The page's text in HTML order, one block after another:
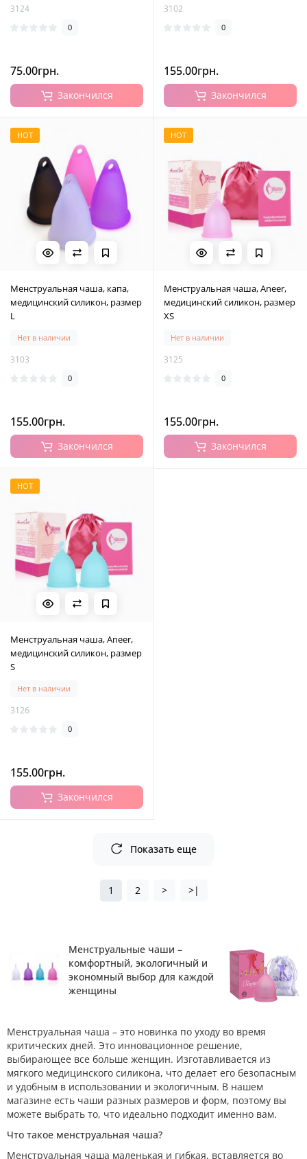
3124
0
75.00грн.
Закончился
3102
0
155.00грн.
Закончился
HOT
Менструальная чаша, капа,
медицинский силикон, размер
L
Нет в наличии
3103
0
155.00грн.
Закончился
HOT
Менструальная чаша, Aneer,
медицинский силикон, размер
XS
Нет в наличии
3125
0
155.00грн.
Закончился
HOT
Менструальная чаша, Aneer,
медицинский силикон, размер
S
Нет в наличии
3126
0
155.00грн.
Закончился
Показать еще
1 2 > >|
Менструальные чаши –
комфортный, экологичный и
экономный выбор для каждой
женщины
Менструальная чаша – это новинка по уходу во время
критических дней. Это инновационное решение,
выбирающее все больше женщин. Изготавливается из
мягкого медицинского силикона, что делает его безопасным
и удобным в использовании и экологичным. В нашем
магазине есть чаши разных размеров и форм, поэтому вы
можете выбрать то, что идеально подходит именно вам.
Что такое менструальная чаша?
Менструальная чаша маленькая и гибкая, вставляется во